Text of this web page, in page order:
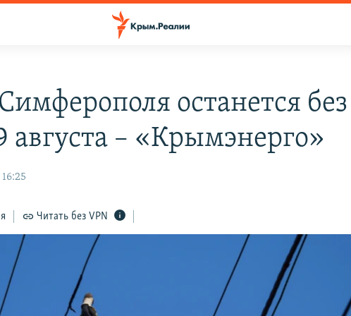
останется без
августа – «Крымэнерго»
Читать без VPN